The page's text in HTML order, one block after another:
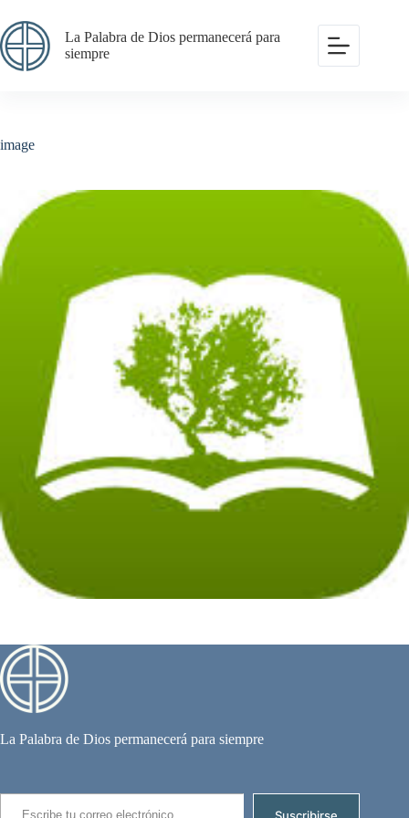
al
contenido
La Palabra de Dios permanecerá para
siempre
image
La Palabra de Dios permanecerá para siempre
Escribe tu correo electrónico…